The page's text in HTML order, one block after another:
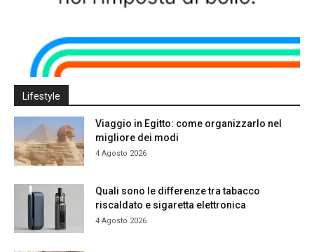
Lifestyle
Viaggio in Egitto: come organizzarlo nel
migliore dei modi
4 Agosto 2026
Quali sono le differenze tra tabacco
riscaldato e sigaretta elettronica
4 Agosto 2026